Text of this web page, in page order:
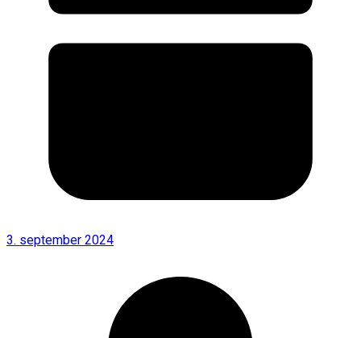
3. september 2024